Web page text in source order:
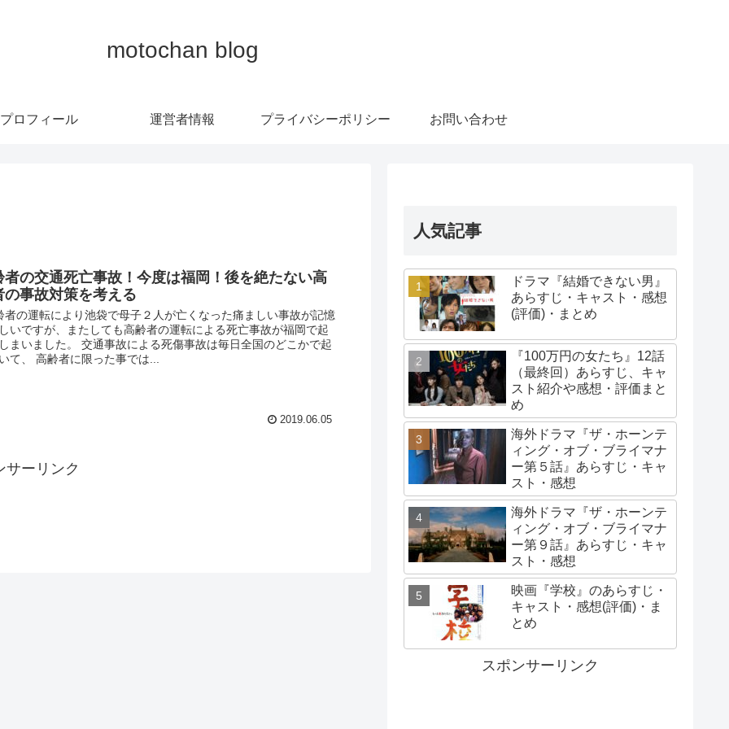
motochan blog
プロフィール 運営者情報 プライバシーポリシー お問い合わせ
者の交通死亡事故！今度は福岡！後を絶たない高
の事故対策を考える
の運転により池袋で母子２人が亡くなった痛ましい事故が記憶
いですが、またしても高齢者の運転による死亡事故が福岡で起
まいました。 交通事故による死傷事故は毎日全国のどこかで起
て、 高齢者に限った事では...
2019.06.05
サーリンク
人気記事
ドラマ『結婚できない男』
あらすじ・キャスト・感想
(評価)・まとめ
『100万円の女たち』12話
（最終回）あらすじ、キャ
スト紹介や感想・評価まと
め
海外ドラマ『ザ・ホーンテ
ィング・オブ・ブライマナ
ー第５話』あらすじ・キャ
スト・感想
海外ドラマ『ザ・ホーンテ
ィング・オブ・ブライマナ
ー第９話』あらすじ・キャ
スト・感想
映画『学校』のあらすじ・
キャスト・感想(評価)・ま
とめ
スポンサーリンク